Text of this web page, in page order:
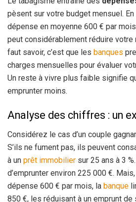
pèsent sur votre budget mensuel.
dépense en moyenne 600 € par
peut considérablement réduire votre
faut savoir, c’est que les banques
charges mensuelles pour évaluer
Un reste à vivre plus faible signifie
emprunter moins.
Analyse des chiffres : un
Considérez le cas d’un couple
S’ils ne fument pas, ils peuvent
à un prêt immobilier sur 25 ans à 3
d’emprunter environ 225 000 €.
dépense 600 € par mois, la banque
850 €, les réduisant à un emprunt